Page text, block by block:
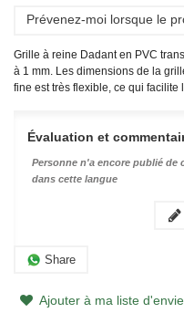
Prévenez-moi lorsque le
Grille à reine Dadant en PVC
à 1 mm. Les dimensions de la
fine est très flexible, ce qui facilite
Évaluation et
Personne n'a encore publié de
dans cette langue
Share
Ajouter à ma liste